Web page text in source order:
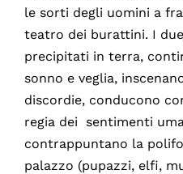
le sorti degli uomini a
teatro dei burattini. I
precipitati in terra,
sonno e veglia,
discordie, conducono
regia dei sentimenti
contrappuntano la
palazzo (pupazzi, elfi,